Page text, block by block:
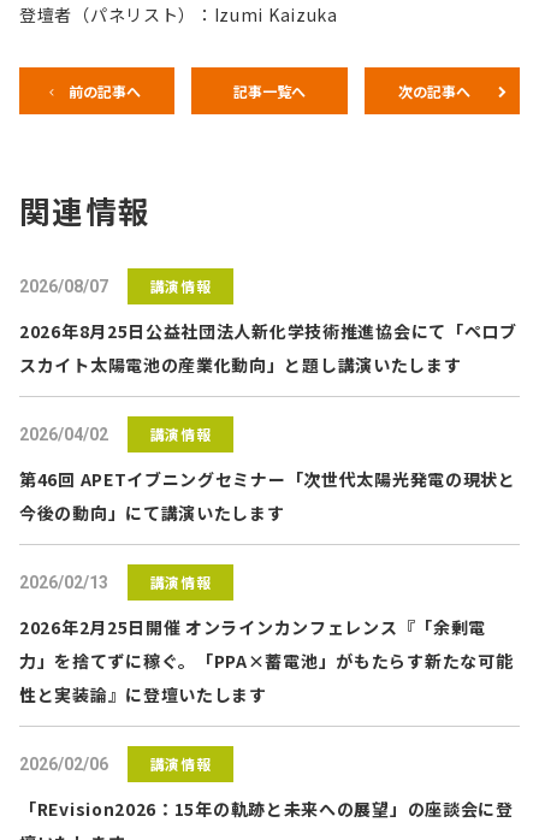
登壇者（パネリスト）：Izumi Kaizuka
前の記事へ 記事一覧へ 次の記事へ
関連情報
2026/08/07 講演情報
2026年8月25日公益社団法人新化学技術推進協会にて「ペロブ
スカイト太陽電池の産業化動向」と題し講演いたします
2026/04/02 講演情報
第46回 APETイブニングセミナー「次世代太陽光発電の現状と
今後の動向」にて講演いたします
2026/02/13 講演情報
2026年2月25日開催 オンラインカンフェレンス『「余剰電
力」を捨てずに稼ぐ。「PPA×蓄電池」がもたらす新たな可能
性と実装論』に登壇いたします
2026/02/06 講演情報
「REvision2026：15年の軌跡と未来への展望」の座談会に登